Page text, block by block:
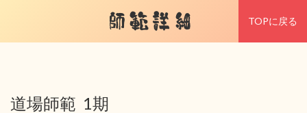
師範詳細 TOPに戻る
道場師範 1期